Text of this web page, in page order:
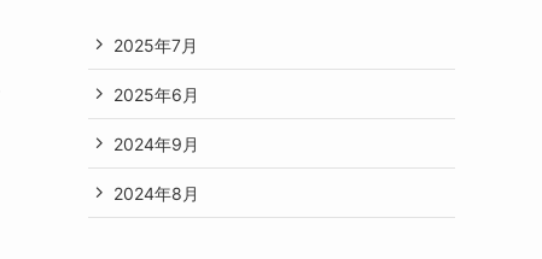
2025年7月
2025年6月
2024年9月
2024年8月